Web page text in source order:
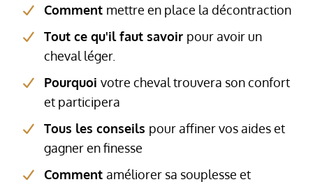
Comment mettre en place la décontraction
Tout ce qu'il faut savoir pour avoir un
cheval léger.
Pourquoi votre cheval trouvera son confort
et participera
Tous les conseils pour affiner vos aides et
gagner en finesse
Comment améliorer sa souplesse et